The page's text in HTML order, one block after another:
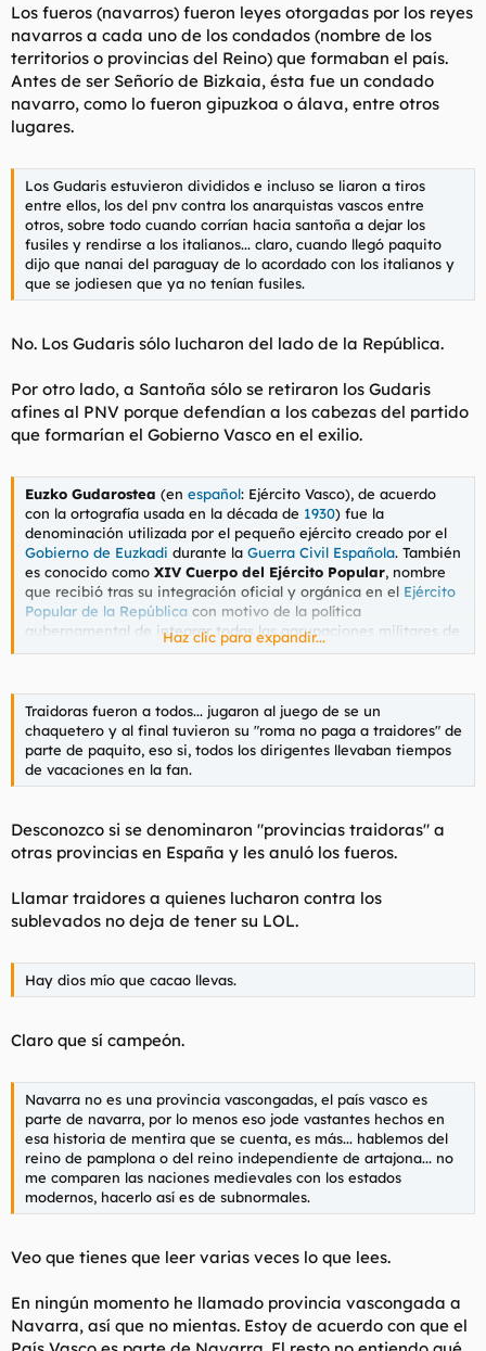
Los fueros (navarros) fueron leyes otorgadas por los reyes
navarros a cada uno de los condados (nombre de los
territorios o provincias del Reino) que formaban el país.
Antes de ser Señorío de Bizkaia, ésta fue un condado
navarro, como lo fueron gipuzkoa o álava, entre otros
lugares.
Los Gudaris estuvieron divididos e incluso se liaron a tiros
entre ellos, los del pnv contra los anarquistas vascos entre
otros, sobre todo cuando corrían hacia santoña a dejar los
fusiles y rendirse a los italianos... claro, cuando llegó paquito
dijo que nanai del paraguay de lo acordado con los italianos y
que se jodiesen que ya no tenían fusiles.
No. Los Gudaris sólo lucharon del lado de la República.
Por otro lado, a Santoña sólo se retiraron los Gudaris
afines al PNV porque defendían a los cabezas del partido
que formarían el Gobierno Vasco en el exilio.
Euzko Gudarostea (en español: Ejército Vasco), de acuerdo
con la ortografía usada en la década de 1930) fue la
denominación utilizada por el pequeño ejército creado por el
Gobierno de Euzkadi durante la Guerra Civil Española. También
es conocido como XIV Cuerpo del Ejército Popular, nombre
que recibió tras su integración oficial y orgánica en el Ejército
Popular de la República con motivo de la política
gubernamental de integrar todas las agrupaciones militares de
lazona republicanabajo una misma organización y dirección.
Haz clic para expandir...
Traidoras fueron a todos... jugaron al juego de se un
chaquetero y al final tuvieron su "roma no paga a traidores" de
parte de paquito, eso si, todos los dirigentes llevaban tiempos
de vacaciones en la fan.
Desconozco si se denominaron "provincias traidoras" a
otras provincias en España y les anuló los fueros.
Llamar traidores a quienes lucharon contra los
sublevados no deja de tener su LOL.
Hay dios mío que cacao llevas.
Claro que sí campeón.
Navarra no es una provincia vascongadas, el país vasco es
parte de navarra, por lo menos eso jode vastantes hechos en
esa historia de mentira que se cuenta, es más... hablemos del
reino de pamplona o del reino independiente de artajona... no
me comparen las naciones medievales con los estados
modernos, hacerlo así es de subnormales.
Veo que tienes que leer varias veces lo que lees.
En ningún momento he llamado provincia vascongada a
Navarra, así que no mientas. Estoy de acuerdo con que el